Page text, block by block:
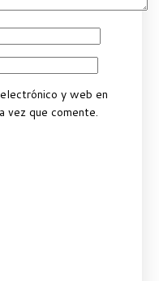
y web en
vez que comente.